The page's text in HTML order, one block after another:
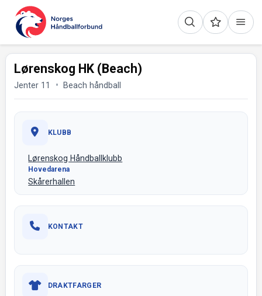
Lørenskog HK (Beach)
Jenter 11 Beach håndball
KLUBB
Lørenskog Håndballklubb
Hovedarena
Skårerhallen
KONTAKT
DRAKTFARGER